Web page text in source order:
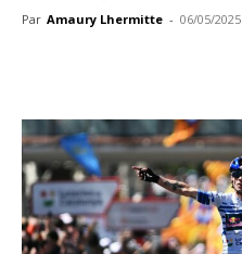
Par Amaury Lhermitte - 06/05/2025